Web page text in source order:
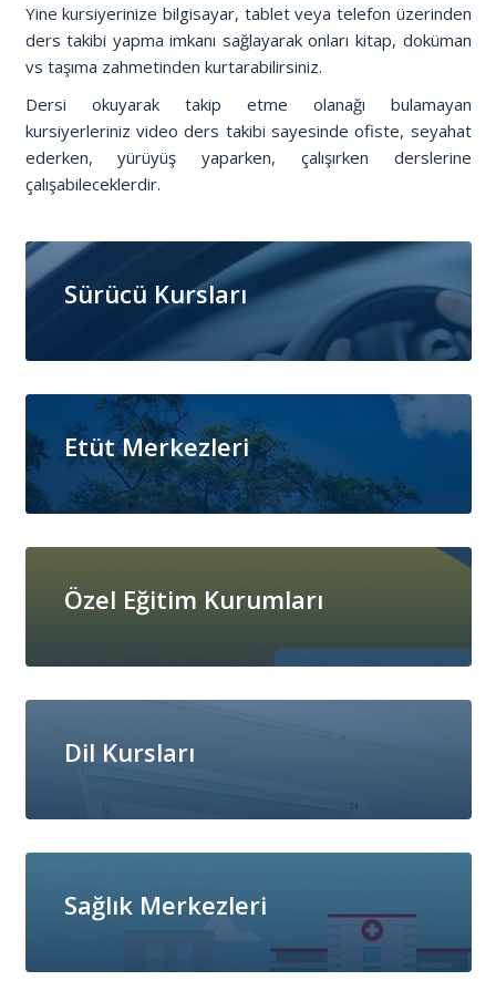
Yine kursiyerinize bilgisayar, tablet veya telefon üzerinden
ders takibi yapma imkanı sağlayarak onları kitap, doküman
vs taşıma zahmetinden kurtarabilirsiniz.
Dersi okuyarak takip etme olanağı bulamayan
kursiyerleriniz video ders takibi sayesinde ofiste, seyahat
ederken, yürüyüş yaparken, çalışırken derslerine
çalışabileceklerdir.
Sürücü Kursları
Etüt Merkezleri
Özel Eğitim Kurumları
Dil Kursları
Sağlık Merkezleri